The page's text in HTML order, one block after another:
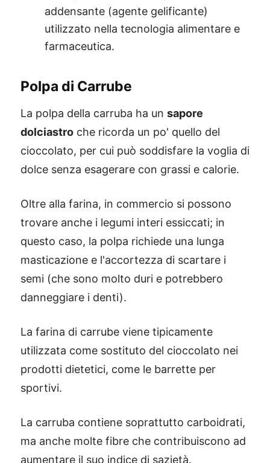
addensante (agente gelificante)
utilizzato nella tecnologia alimentare e
farmaceutica.
Polpa di Carrube
La polpa della carruba ha un sapore
dolciastro che ricorda un po' quello del
cioccolato, per cui può soddisfare la voglia di
dolce senza esagerare con grassi e calorie.
Oltre alla farina, in commercio si possono
trovare anche i legumi interi essiccati; in
questo caso, la polpa richiede una lunga
masticazione e l'accortezza di scartare i
semi (che sono molto duri e potrebbero
danneggiare i denti).
La farina di carrube viene tipicamente
utilizzata come sostituto del cioccolato nei
prodotti dietetici, come le barrette per
sportivi.
La carruba contiene soprattutto carboidrati,
ma anche molte fibre che contribuiscono ad
aumentare il suo indice di sazietà.